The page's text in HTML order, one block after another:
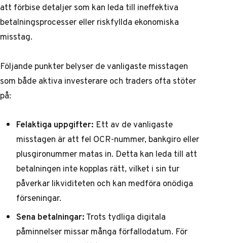
att förbise detaljer som kan leda till ineffektiva
betalningsprocesser eller riskfyllda ekonomiska
misstag.
Följande punkter belyser de vanligaste misstagen
som både aktiva investerare och traders ofta stöter
på:
Felaktiga uppgifter: Ett av de vanligaste
misstagen är att fel OCR-nummer, bankgiro eller
plusgironummer matas in. Detta kan leda till att
betalningen inte kopplas rätt, vilket i sin tur
påverkar likviditeten och kan medföra onödiga
förseningar.
Sena betalningar:Trots tydliga digitala
påminnelser missar många förfallodatum. För